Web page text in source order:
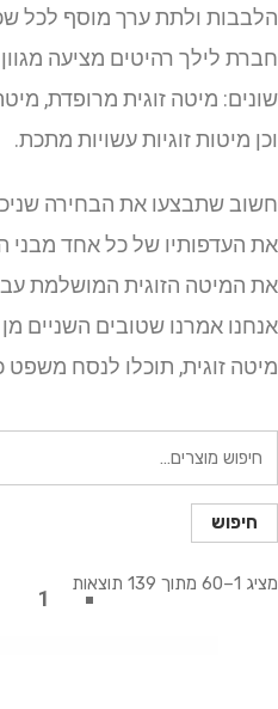
הלבבות ולתת ערך מוסף לכל
חברת לילך רהיטים מציעה
שונים: מיטה זוגית מרופדת,
וכן מיטות זוגיות עשויות מתכת.
חשוב שתבצעו את הבחירה
את העדפותיו של כל אחד מבני
את המיטה הזוגית המושלמת
אנחנו אמרנו שטובים השניים
מיטה זוגית, תוכלו לנסח
עבור:
חיפוש
מציג 1–60 מתוך 139 תוצאות
1